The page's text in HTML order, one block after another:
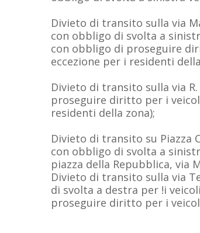
Divieto di transito sulla via
con obbligo di svolta a
con obbligo di proseguire
eccezione per i residenti
Divieto di transito sulla via
proseguire diritto per i
residenti della zona);
Divieto di transito su Piazza
con obbligo di svolta a
piazza della Repubblica, via
Divieto di transito sulla via
di svolta a destra per !i
proseguire diritto per i